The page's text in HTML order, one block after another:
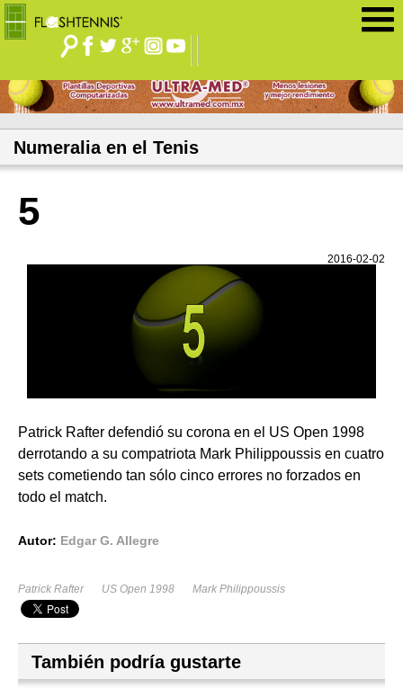
Numeralia en el Tenis
5
2016-02-02
Patrick Rafter defendió su corona en el US Open 1998
derrotando a su compatriota Mark Philippoussis en cuatro
sets cometiendo tan sólo cinco errores no forzados en
todo el match.
Autor: Edgar G. Allegre
Patrick Rafter US Open 1998 Mark Philippoussis
También podría gustarte